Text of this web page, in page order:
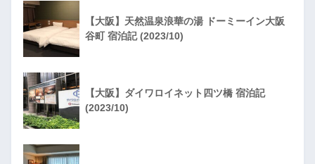
【大阪】天然温泉浪華の湯 ドーミーイン大阪
谷町 宿泊記 (2023/10)
【大阪】ダイワロイネット四ツ橋 宿泊記
(2023/10)